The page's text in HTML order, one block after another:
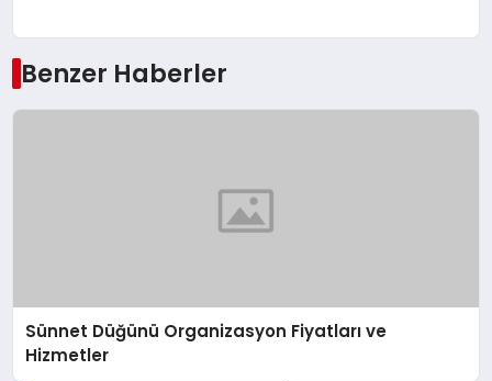
Benzer Haberler
Sünnet Düğünü Organizasyon Fiyatları ve
Hizmetler